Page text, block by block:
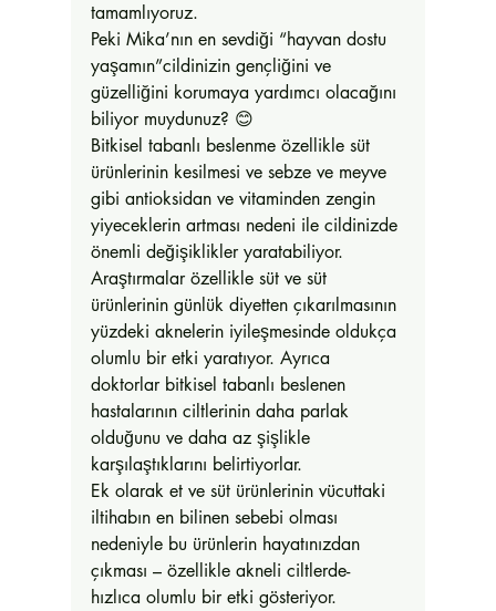
tamamlıyoruz.
Peki Mika’nın en sevdiği “hayvan dostu
yaşamın”cildinizin gençliğini ve
güzelliğini korumaya yardımcı olacağını
biliyor muydunuz? 😊
Bitkisel tabanlı beslenme özellikle süt
ürünlerinin kesilmesi ve sebze ve meyve
gibi antioksidan ve vitaminden zengin
yiyeceklerin artması nedeni ile cildinizde
önemli değişiklikler yaratabiliyor.
Araştırmalar özellikle süt ve süt
ürünlerinin günlük diyetten çıkarılmasının
yüzdeki aknelerin iyileşmesinde oldukça
olumlu bir etki yaratıyor. Ayrıca
doktorlar bitkisel tabanlı beslenen
hastalarının ciltlerinin daha parlak
olduğunu ve daha az şişlikle
karşılaştıklarını belirtiyorlar.
Ek olarak et ve süt ürünlerinin vücuttaki
iltihabın en bilinen sebebi olması
nedeniyle bu ürünlerin hayatınızdan
çıkması – özellikle akneli ciltlerde-
hızlıca olumlu bir etki gösteriyor.